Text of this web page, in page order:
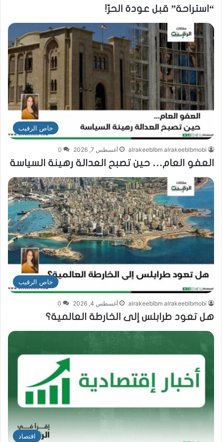
“استراحة” قبل عودة الحرّ!
خاص الرقيب
alrakeeblbm alrakeeblbmobi أغسطس 7, 2026 0
العفو العام… حين تصبح العدالة رهينة السياسة
خاص الرقيب
alrakeeblbm alrakeeblbmobi أغسطس 4, 2026 0
هل تعود طرابلس إلى الخارطة العالمية؟
اقتصاد